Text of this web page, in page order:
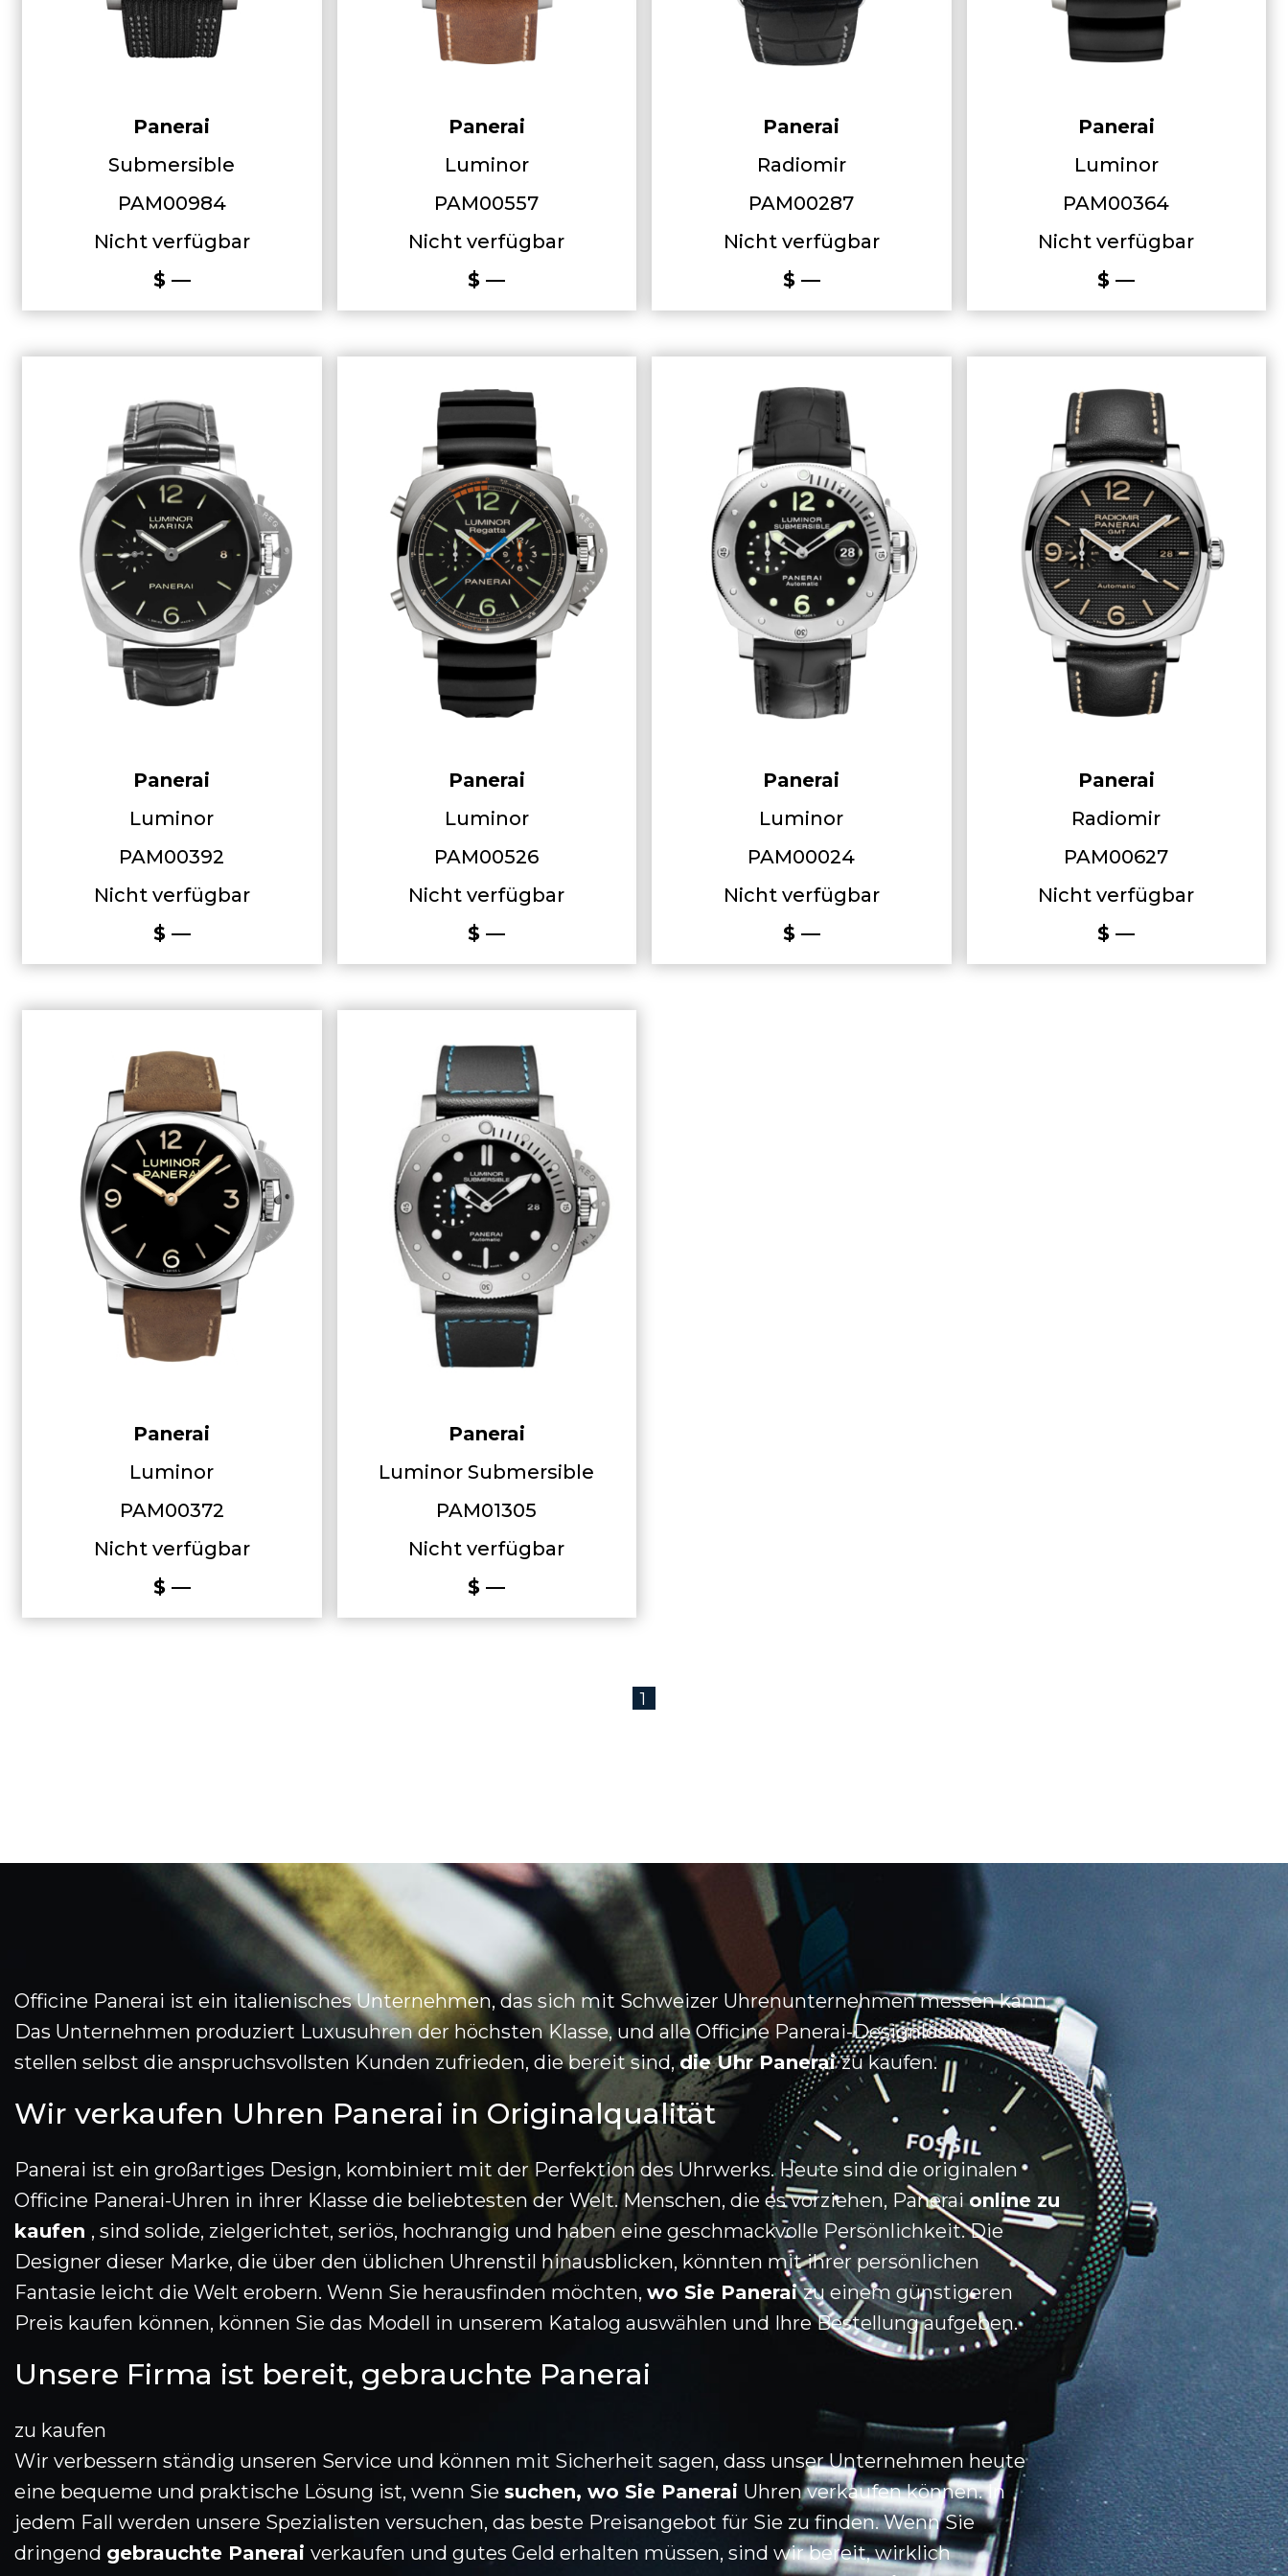
Panerai
Submersible
PAM00984
Nicht verfügbar
$ —
Panerai
Luminor
PAM00557
Nicht verfügbar
$ —
Panerai
Radiomir
PAM00287
Nicht verfügbar
$ —
Panerai
Luminor
PAM00364
Nicht verfügbar
$ —
Panerai
Luminor
PAM00392
Nicht verfügbar
$ —
Panerai
Luminor
PAM00526
Nicht verfügbar
$ —
Panerai
Luminor
PAM00024
Nicht verfügbar
$ —
Panerai
Radiomir
PAM00627
Nicht verfügbar
$ —
Panerai
Luminor
PAM00372
Nicht verfügbar
$ —
Panerai
Luminor Submersible
PAM01305
Nicht verfügbar
$ —
1
Officine Panerai ist ein italienisches Unternehmen, das sich mit Schweizer Uhrenunternehmen messen kann.
Das Unternehmen produziert Luxusuhren der höchsten Klasse, und alle Officine Panerai-Designlösungen
stellen selbst die anspruchsvollsten Kunden zufrieden, die bereit sind,die Uhr Paneraizu kaufen.
Wir verkaufen Uhren Panerai in Originalqualität
Panerai ist ein großartiges Design, kombiniert mit der Perfektion des Uhrwerks. Heute sind die originalen
Officine Panerai-Uhren in ihrer Klasse die beliebtesten der Welt. Menschen, die es vorziehen, Paneraionline zu
kaufen , sind solide, zielgerichtet, seriös, hochrangig und haben eine geschmackvolle Persönlichkeit. Die
Designer dieser Marke, die über den üblichen Uhrenstil hinausblicken, könnten mit ihrer persönlichen
Fantasie leicht die Welt erobern. Wenn Sie herausfinden möchten, wo Sie Paneraizu einem günstigeren
Preis kaufen können, können Sie das Modell in unserem Katalog auswählen und Ihre Bestellung aufgeben.
Unsere Firma ist bereit, gebrauchte Panerai
zu kaufen
Wir verbessern ständig unseren Service und können mit Sicherheit sagen, dass unser Unternehmen heute
eine bequeme und praktische Lösung ist, wenn Sie suchen, wo Sie Panerai Uhren verkaufen können. In
jedem Fall werden unsere Spezialisten versuchen, das beste Preisangebot für Sie zu finden. Wenn Sie
dringend gebrauchte Panerai verkaufen und gutes Geld erhalten müssen, sind wir bereit, wirklich